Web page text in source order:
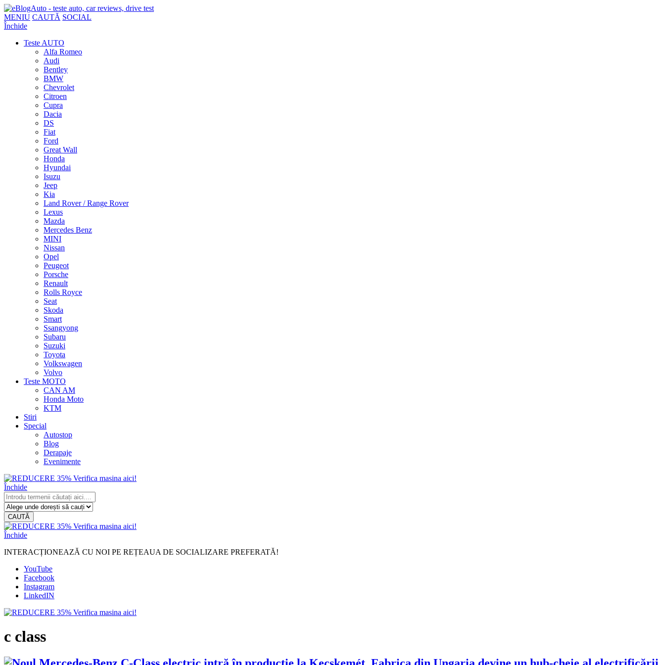
MENIU CAUTĂ SOCIAL
Închide
Teste AUTO
Alfa Romeo
Audi
Bentley
BMW
Chevrolet
Citroen
Cupra
Dacia
DS
Fiat
Ford
Great Wall
Honda
Hyundai
Isuzu
Jeep
Kia
Land Rover / Range Rover
Lexus
Mazda
Mercedes Benz
MINI
Nissan
Opel
Peugeot
Porsche
Renault
Rolls Royce
Seat
Skoda
Smart
Ssangyong
Subaru
Suzuki
Toyota
Volkswagen
Volvo
Teste MOTO
CAN AM
Honda Moto
KTM
Stiri
Special
Autostop
Blog
Derapaje
Evenimente
Închide
CAUTĂ
Închide
INTERACȚIONEAZĂ CU NOI PE REȚEAUA DE SOCIALIZARE PREFERATĂ!
YouTube
Facebook
Instagram
LinkedIN
c class